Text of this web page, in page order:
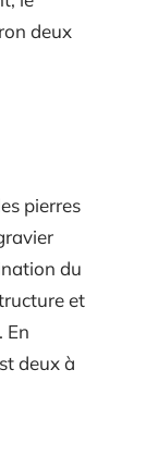
deux
pierres
du
et
En
deux à